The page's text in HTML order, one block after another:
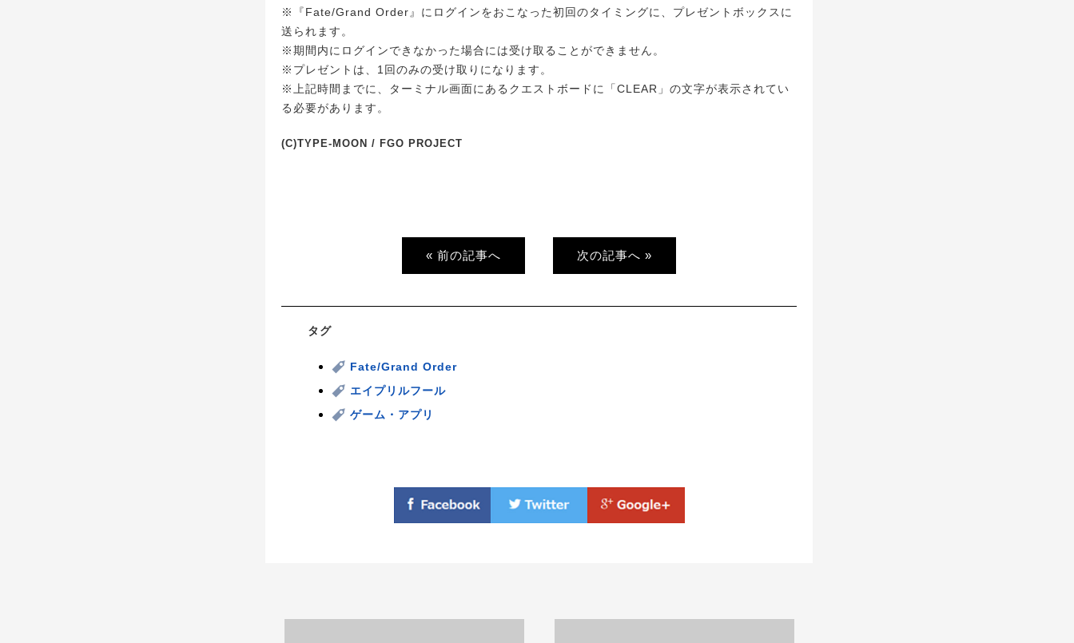
※『Fate/Grand Order』にログインをおこなった初回のタイミングに、プレゼントボックスに
送られます。
※期間内にログインできなかった場合には受け取ることができません。
※プレゼントは、1回のみの受け取りになります。
※上記時間までに、ターミナル画面にあるクエストボードに「CLEAR」の文字が表示されてい
る必要があります。
(C)TYPE-MOON / FGO PROJECT
« 前の記事へ 次の記事へ »
タグ
Fate/Grand Order
エイプリルフール
ゲーム・アプリ